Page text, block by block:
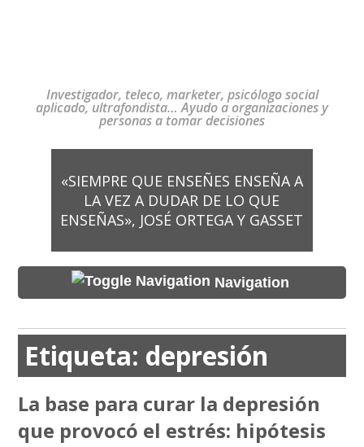
Investigador, teleco, marketer, psicólogo social
aplicado, ultrafondista… Ayudo a organizaciones y
personas a tomar decisiones
«SIEMPRE QUE ENSEÑES ENSEÑA A
LA VEZ A DUDAR DE LO QUE
ENSEÑAS», JOSÉ ORTEGA Y GASSET
Navigation
Etiqueta: depresión
La base para curar la depresión
que provocó el estrés: hipótesis